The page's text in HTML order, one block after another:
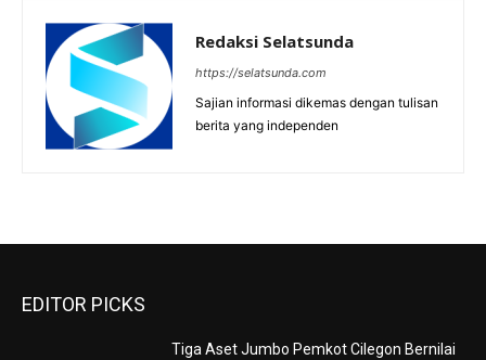
Redaksi Selatsunda
https://selatsunda.com
Sajian informasi dikemas dengan tulisan
berita yang independen
EDITOR PICKS
Tiga Aset Jumbo Pemkot Cilegon Bernilai